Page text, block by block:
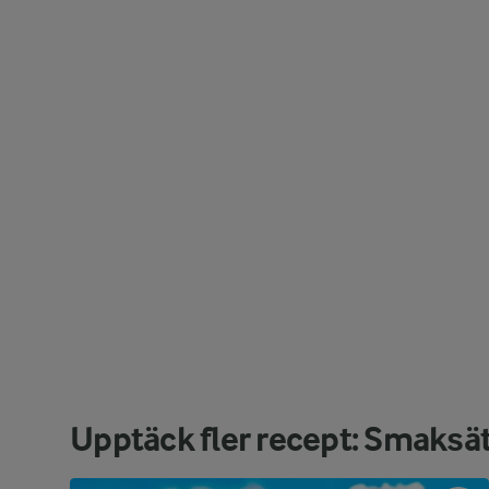
Upptäck fler recept: